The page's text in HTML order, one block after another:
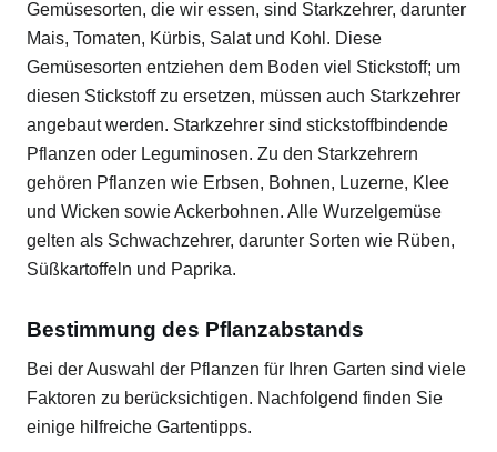
Gemüsesorten, die wir essen, sind Starkzehrer, darunter
Mais, Tomaten, Kürbis, Salat und Kohl. Diese
Gemüsesorten entziehen dem Boden viel Stickstoff; um
diesen Stickstoff zu ersetzen, müssen auch Starkzehrer
angebaut werden. Starkzehrer sind stickstoffbindende
Pflanzen oder Leguminosen. Zu den Starkzehrern
gehören Pflanzen wie Erbsen, Bohnen, Luzerne, Klee
und Wicken sowie Ackerbohnen. Alle Wurzelgemüse
gelten als Schwachzehrer, darunter Sorten wie Rüben,
Süßkartoffeln und Paprika.
Bestimmung des Pflanzabstands
Bei der Auswahl der Pflanzen für Ihren Garten sind viele
Faktoren zu berücksichtigen. Nachfolgend finden Sie
einige hilfreiche Gartentipps.